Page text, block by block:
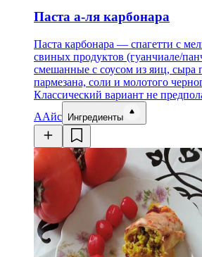
Паста а-ля карбонара
Паста карбонара — спагетти с
свиных продуктов (гуанчиале/
смешанные с соусом из яиц, сыра
пармезана, соли и молотого
Классический вариант не
ААйс Ингредиенты